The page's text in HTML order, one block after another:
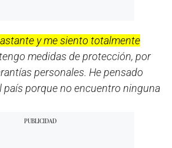
y me siento totalmente
medidas de protección, por
personales. He pensado
país porque no encuentro ninguna